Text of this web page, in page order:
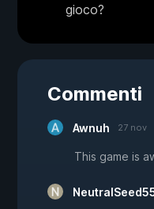
gioco?
Commenti
Awnuh 27 nov
This game is